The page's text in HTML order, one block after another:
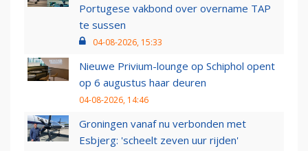
Portugese vakbond over overname TAP
te sussen
04-08-2026, 15:33
Nieuwe Privium-lounge op Schiphol opent
op 6 augustus haar deuren
04-08-2026, 14:46
Groningen vanaf nu verbonden met
Esbjerg: 'scheelt zeven uur rijden'